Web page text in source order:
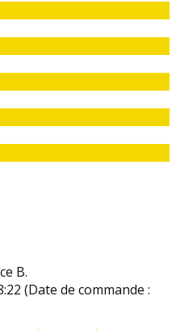
B.
(Date de commande :